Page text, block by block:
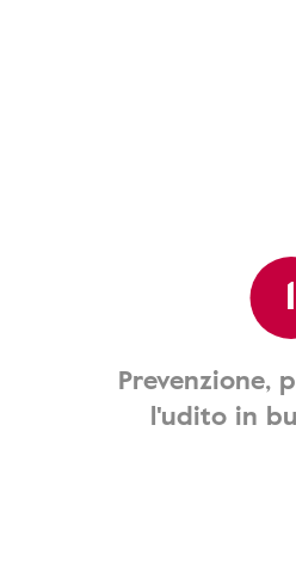
1
Prevenzione,
l'udito in